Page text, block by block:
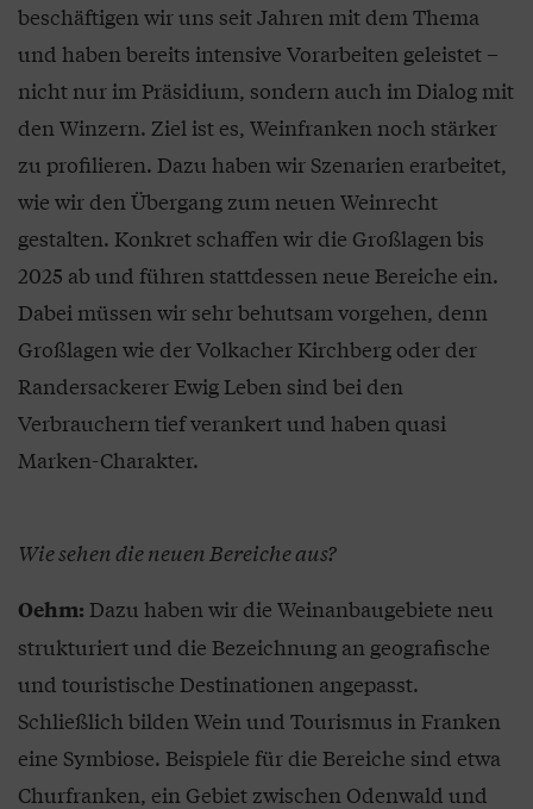
beschäftigen wir uns seit Jahren mit dem Thema
und haben bereits intensive Vorarbeiten geleistet –
nicht nur im Präsidium, sondern auch im Dialog mit
den Winzern. Ziel ist es, Weinfranken noch stärker
zu profilieren. Dazu haben wir Szenarien erarbeitet,
wie wir den Übergang zum neuen Weinrecht
gestalten. Konkret schaffen wir die Großlagen bis
2025 ab und führen stattdessen neue Bereiche ein.
Dabei müssen wir sehr behutsam vorgehen, denn
Großlagen wie der Volkacher Kirchberg oder der
Randersackerer Ewig Leben sind bei den
Verbrauchern tief verankert und haben quasi
Marken-Charakter.
Wie sehen die neuen Bereiche aus?
Oehm: Dazu haben wir die Weinanbaugebiete neu
strukturiert und die Bezeichnung an geografische
und touristische Destinationen angepasst.
Schließlich bilden Wein und Tourismus in Franken
eine Symbiose. Beispiele für die Bereiche sind etwa
Churfranken, ein Gebiet zwischen Odenwald und